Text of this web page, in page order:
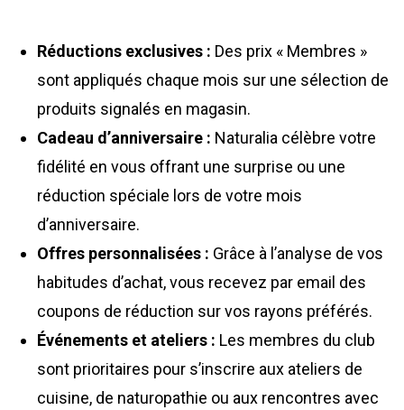
Réductions exclusives : Des prix « Membres »
sont appliqués chaque mois sur une sélection de
produits signalés en magasin.
Cadeau d’anniversaire : Naturalia célèbre votre
fidélité en vous offrant une surprise ou une
réduction spéciale lors de votre mois
d’anniversaire.
Offres personnalisées : Grâce à l’analyse de vos
habitudes d’achat, vous recevez par email des
coupons de réduction sur vos rayons préférés.
Événements et ateliers : Les membres du club
sont prioritaires pour s’inscrire aux ateliers de
cuisine, de naturopathie ou aux rencontres avec